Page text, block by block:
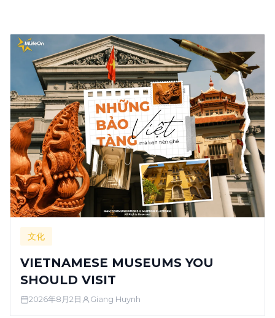
文化
VIETNAMESE MUSEUMS YOU
SHOULD VISIT
2026年8月2日 Giang Huynh